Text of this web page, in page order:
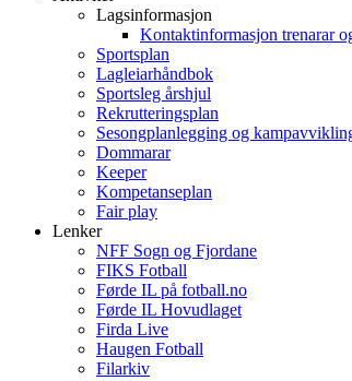
Lagsinformasjon
Kontaktinformasjon trenarar
Sportsplan
Lagleiarhåndbok
Sportsleg årshjul
Rekrutteringsplan
Sesongplanlegging og
Dommarar
Keeper
Kompetanseplan
Fair play
Lenker
NFF Sogn og Fjordane
FIKS Fotball
Førde IL på fotball.no
Førde IL Hovudlaget
Firda Live
Haugen Fotball
Filarkiv